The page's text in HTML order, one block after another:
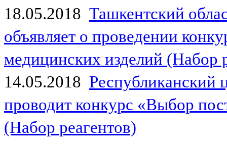
18.05.2018 Ташкентский
объявляет о проведении
медицинских изделий (Набор
14.05.2018
проводит конкурс «Выбор
(Набор реагентов)